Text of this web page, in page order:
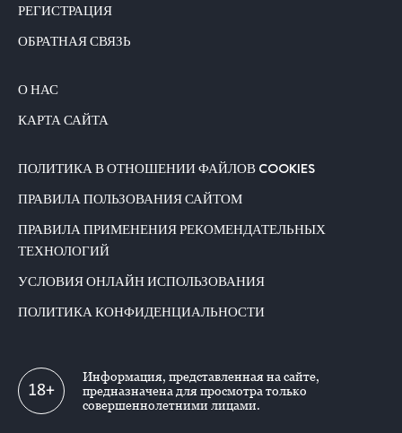
РЕГИСТРАЦИЯ
ОБРАТНАЯ СВЯЗЬ
О НАС
КАРТА САЙТА
ПОЛИТИКА В ОТНОШЕНИИ ФАЙЛОВ COOKIES
ПРАВИЛА ПОЛЬЗОВАНИЯ САЙТОМ
ПРАВИЛА ПРИМЕНЕНИЯ РЕКОМЕНДАТЕЛЬНЫХ
ТЕХНОЛОГИЙ
УСЛОВИЯ ОНЛАЙН ИСПОЛЬЗОВАНИЯ
ПОЛИТИКА КОНФИДЕНЦИАЛЬНОСТИ
18+
Информация, представленная на сайте,
предназначена для просмотра только
совершеннолетними лицами.